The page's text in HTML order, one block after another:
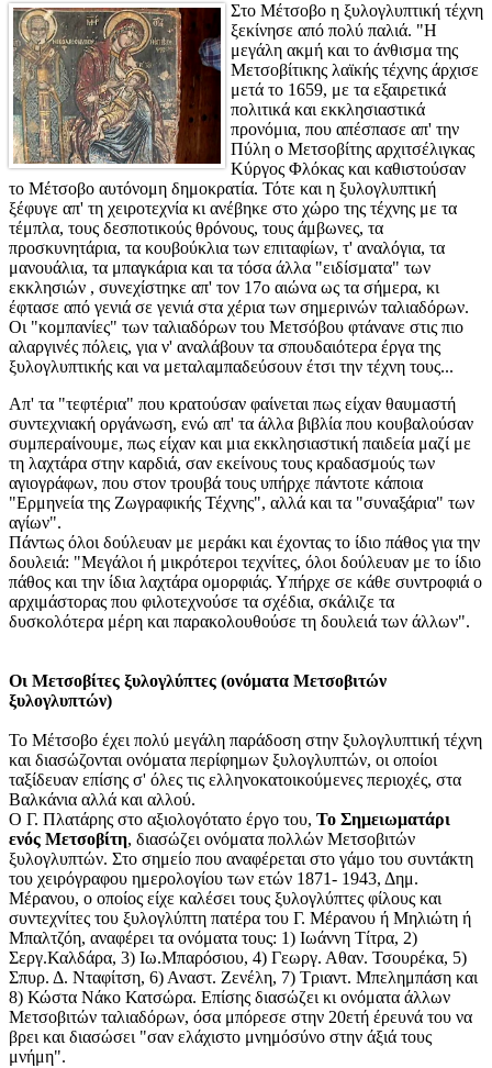
Στο Μέτσοβο η ξυλογλυπτική τέχνη
ξεκίνησε από πολύ παλιά. "Η
μεγάλη ακμή και το άνθισμα της
Μετσοβίτικης λαϊκής τέχνης άρχισε
μετά το 1659, με τα εξαιρετικά
πολιτικά και εκκλησιαστικά
προνόμια, που απέσπασε απ' την
Πύλη ο Μετσοβίτης αρχιτσέλιγκας
Κύργος Φλόκας και καθιστούσαν
το Μέτσοβο αυτόνομη δημοκρατία. Τότε και η ξυλογλυπτική
ξέφυγε απ' τη χειροτεχνία κι ανέβηκε στο χώρο της τέχνης με τα
τέμπλα, τους δεσποτικούς θρόνους, τους άμβωνες, τα
προσκυνητάρια, τα κουβούκλια των επιταφίων, τ' αναλόγια, τα
μανουάλια, τα μπαγκάρια και τα τόσα άλλα "ειδίσματα" των
εκκλησιών , συνεχίστηκε απ' τον 17ο αιώνα ως τα σήμερα, κι
έφτασε από γενιά σε γενιά στα χέρια των σημερινών ταλιαδόρων.
Οι "κομπανίες" των ταλιαδόρων του Μετσόβου φτάνανε στις πιο
αλαργινές πόλεις, για ν' αναλάβουν τα σπουδαιότερα έργα της
ξυλογλυπτικής και να μεταλαμπαδεύσουν έτσι την τέχνη τους...
Απ' τα "τεφτέρια" που κρατούσαν φαίνεται πως είχαν θαυμαστή
συντεχνιακή οργάνωση, ενώ απ' τα άλλα βιβλία που κουβαλούσαν
συμπεραίνουμε, πως είχαν και μια εκκλησιαστική παιδεία μαζί με
τη λαχτάρα στην καρδιά, σαν εκείνους τους κραδασμούς των
αγιογράφων, που στον τρουβά τους υπήρχε πάντοτε κάποια
"Ερμηνεία της Ζωγραφικής Τέχνης", αλλά και τα "συναξάρια" των
αγίων".
Πάντως όλοι δούλευαν με μεράκι και έχοντας το ίδιο πάθος για την
δουλειά: "Μεγάλοι ή μικρότεροι τεχνίτες, όλοι δούλευαν με το ίδιο
πάθος και την ίδια λαχτάρα ομορφιάς. Υπήρχε σε κάθε συντροφιά ο
αρχιμάστορας που φιλοτεχνούσε τα σχέδια, σκάλιζε τα
δυσκολότερα μέρη και παρακολουθούσε τη δουλειά των άλλων".
Οι Μετσοβίτες ξυλογλύπτες (ονόματα Μετσοβιτών
ξυλογλυπτών)
Το Μέτσοβο έχει πολύ μεγάλη παράδοση στην ξυλογλυπτική τέχνη
και διασώζονται ονόματα περίφημων ξυλογλυπτών, οι οποίοι
ταξίδευαν επίσης σ' όλες τις ελληνοκατοικούμενες περιοχές, στα
Βαλκάνια αλλά και αλλού.
Ο Γ. Πλατάρης στο αξιολογότατο έργο του, Το Σημειωματάρι
ενός Μετσοβίτη, διασώζει ονόματα πολλών Μετσοβιτών
ξυλογλυπτών. Στο σημείο που αναφέρεται στο γάμο του συντάκτη
του χειρόγραφου ημερολογίου των ετών 1871- 1943, Δημ.
Μέρανου, ο οποίος είχε καλέσει τους ξυλογλύπτες φίλους και
συντεχνίτες του ξυλογλύπτη πατέρα του Γ. Μέρανου ή Μηλιώτη ή
Μπαλτζόη, αναφέρει τα ονόματα τους: 1) Ιωάννη Τίτρα, 2)
Σεργ.Καλδάρα, 3) Ιω.Μπαρόσιου, 4) Γεωργ. Αθαν. Τσουρέκα, 5)
Σπυρ. Δ. Νταφίτση, 6) Αναστ. Ζενέλη, 7) Τριαντ. Μπελημπάση και
8) Κώστα Νάκο Κατσώρα. Επίσης διασώζει κι ονόματα άλλων
Μετσοβιτών ταλιαδόρων, όσα μπόρεσε στην 20ετή έρευνά του να
βρει και διασώσει "σαν ελάχιστο μνημόσύνο στην άξιά τους
μνήμη".